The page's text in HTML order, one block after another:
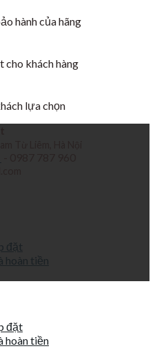
hành của hãng
cho khách hàng
lựa chọn
đặt
hoàn tiền
đặt
hoàn tiền